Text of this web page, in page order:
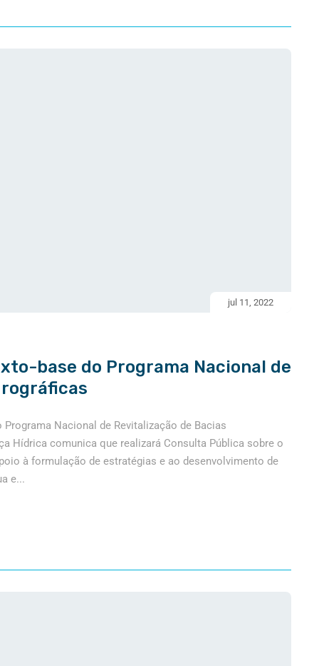
jul 11, 2022
base do Programa Nacional de
Nacional de Revitalização de Bacias
Hídrica comunica que realizará Consulta Pública sobre o
à formulação de estratégias e ao desenvolvimento de
e...